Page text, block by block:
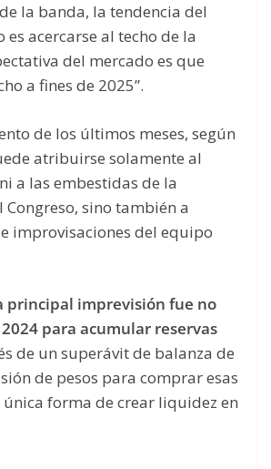
la banda, la tendencia del
acercarse al techo de la
del mercado es que
a fines de 2025”.
de los últimos meses, según
atribuirse solamente al
ni a las embestidas de la
Congreso, sino también a
improvisaciones del equipo
principal imprevisión fue no
para acumular reservas
de un superávit de balanza de
de pesos para comprar esas
única forma de crear liquidez en